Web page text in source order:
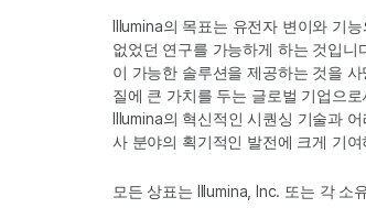
Illumina의 목표는 유전자 변이와 기
없었던 연구를 가능하게 하는 것입니
이 가능한 솔루션을 제공하는 것을
질에 큰 가치를 두는 글로벌 기업으
Illumina의 혁신적인 시퀀싱 기술과
사 분야의 획기적인 발전에 크게 기
모든 상표는 Illumina, Inc. 또는 각 소